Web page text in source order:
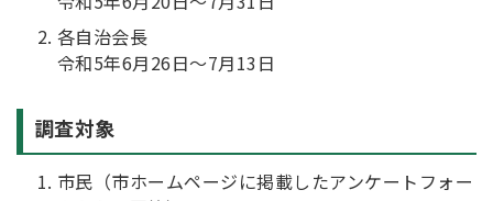
各自治会長
令和5年6月26日～7月13日
調査対象
市民（市ホームページに掲載したアンケートフォー